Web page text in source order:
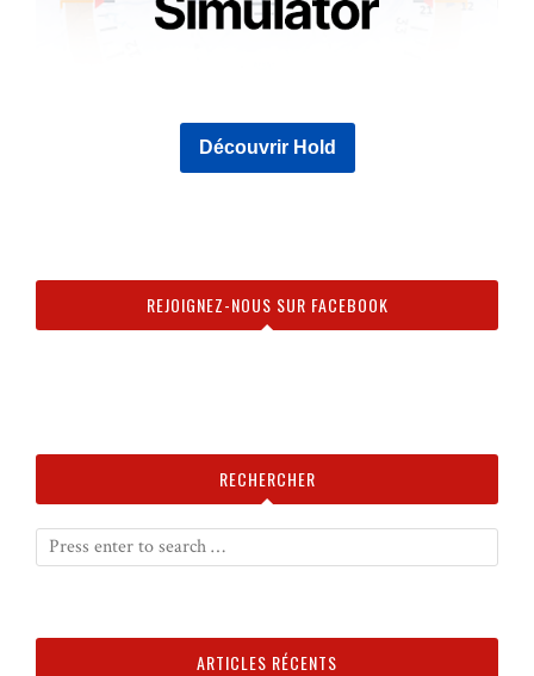
Découvrir Hold
REJOIGNEZ-NOUS SUR FACEBOOK
RECHERCHER
ARTICLES RÉCENTS